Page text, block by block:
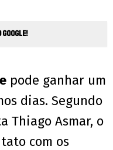
Google!
pode ganhar um
dias. Segundo
Thiago Asmar, o
com os